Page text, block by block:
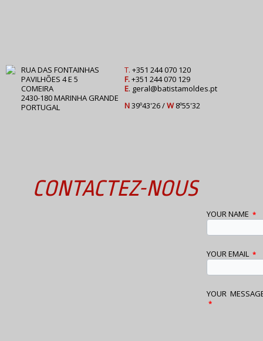
RUA DAS FONTAINHAS
PAVILHÕES 4 E 5
COMEIRA
2430-180 MARINHA GRANDE
PORTUGAL
T. +351 244 070 120
F.+351 244 070 129
E. geral@batistamoldes.pt
N39º43'26 /W8º55'32
CONTACTEZ-NOUS
YOUR NAME*
YOUR EMAIL*
YOUR
*